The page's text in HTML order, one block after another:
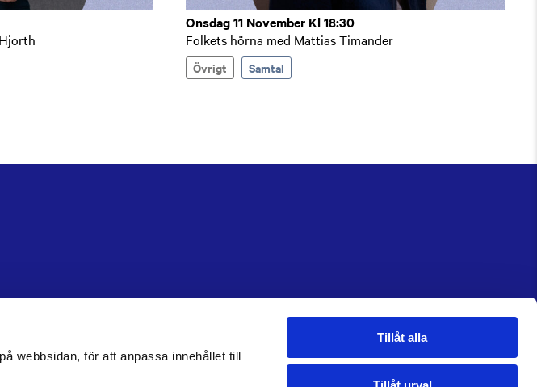
webbsidan, för att anpassa innehållet till
Tillåt alla
Onsdag 11 November Kl 18:30
Folkets hörna med Mattias Timander
Övrigt Samtal